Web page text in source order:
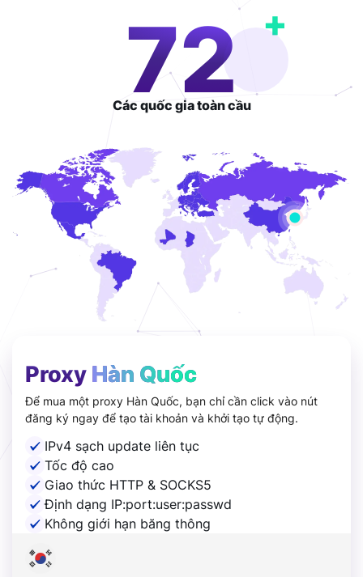
117 +
Các quốc giatoàn cầu
Proxy Hàn Quốc
Để mua một proxy Hàn Quốc, bạn chỉ cần click vào nút
đăng ký ngay để tạo tài khoản và khởi tạo tự động.
IPv4 sạch update liên tục
Tốc độ cao
Giao thức HTTP & SOCKS5
Định dạng IP:port:user:passwd
Không giới hạn băng thông